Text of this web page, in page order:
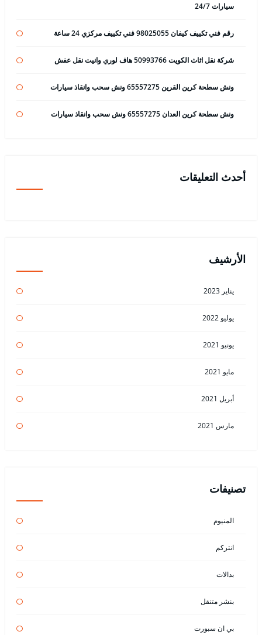
سيارات 24/7
رقم فني تكييف كيفان 98025055 فني تكييف مركزي 24 ساعة
شركة نقل اثاث الكويت 50993766 هاف لوري وانيت نقل عفش
ونش سطحة كرين القرين 65557275 ونش سحب وانقاذ سيارات
ونش سطحة كرين العدان 65557275 ونش سحب وانقاذ سيارات
أحدث التعليقات
الأرشيف
يناير 2023
يوليو 2022
يونيو 2021
مايو 2021
أبريل 2021
مارس 2021
تصنيفات
المنيوم
انتركم
بدالات
بنشر متنقل
بي ان سبورت